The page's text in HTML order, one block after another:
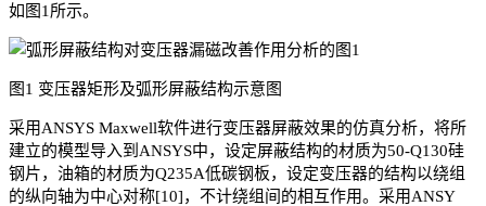
如图1所示。
图1 变压器矩形及弧形屏蔽结构示意图
采用ANSYS Maxwell软件进行变压器屏蔽效果的仿真分析，将所
建立的模型导入到ANSYS中，设定屏蔽结构的材质为50-Q130硅
钢片，油箱的材质为Q235A低碳钢板，设定变压器的结构以绕组
的纵向轴为中心对称[10]，不计绕组间的相互作用。采用ANSY